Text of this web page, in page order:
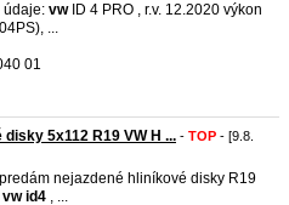
údaje: vwID 4 PRO , r.v. 12.2020 výkon
...
01
disky 5x112 R19 VW H ... - TOP - [9.8.
nejazdené hliníkové disky R19
vw id4 , ...